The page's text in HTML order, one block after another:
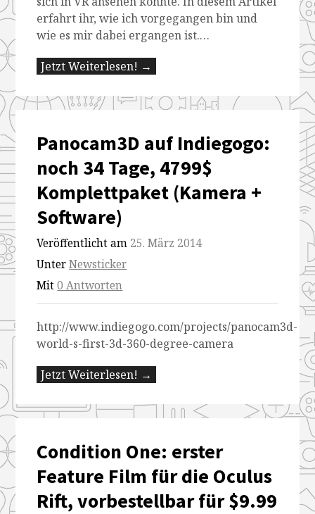
erfahrt ihr, wie ich vorgegangen bin und
wie es mir dabei ergangen ist.…
Jetzt Weiterlesen! →
Panocam3D auf Indiegogo:
noch 34 Tage, 4799$
Komplettpaket (Kamera +
Software)
Veröffentlicht am 25. März 2014
UnterNewsticker
Mit0 Antworten
http://www.indiegogo.com/projects/panocam3d-
world-s-first-3d-360-degree-camera
Jetzt Weiterlesen! →
Condition One: erster
Feature Film für die Oculus
Rift, vorbestellbar für $9.99